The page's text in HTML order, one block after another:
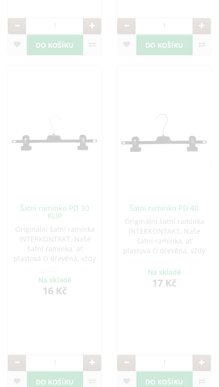
DO KOŠÍKU DO KOŠÍKU
Šatní ramínko PD 30
KLIP
Originální šatní ramínka
INTERKONTAKT. Naše
šatní ramínka, ať
plastová či dřevěná, vždy
oblečení s tou největší
opatrností. Hýčkejte své
oděvy s designovými
Na skladě
16 Kč
DO KOŠÍKU
Šatní ramínko PD 40
Originální šatní ramínka
INTERKONTAKT. Naše
šatní ramínka, ať
plastová či dřevěná, vždy
oblečení s tou největší
opatrností. Hýčkejte své
oděvy s designovými
Na skladě
17 Kč
DO KOŠÍKU